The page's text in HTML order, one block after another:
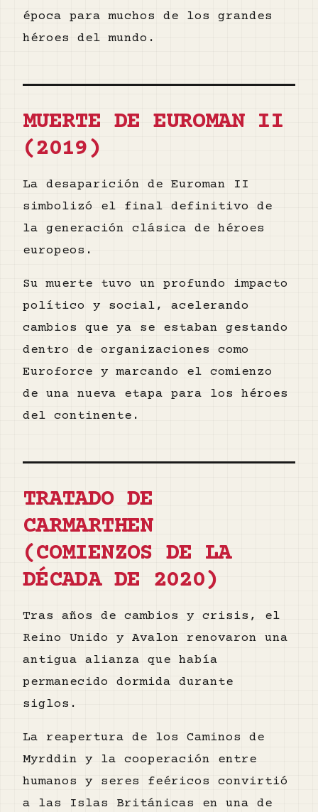
época para muchos de los grandes
héroes del mundo.
MUERTE DE EUROMAN II
(2019)
La desaparición de Euroman II
simbolizó el final definitivo de
la generación clásica de héroes
europeos.
Su muerte tuvo un profundo impacto
político y social, acelerando
cambios que ya se estaban gestando
dentro de organizaciones como
Euroforce y marcando el comienzo
de una nueva etapa para los héroes
del continente.
TRATADO DE
CARMARTHEN
(COMIENZOS DE LA
DÉCADA DE 2020)
Tras años de cambios y crisis, el
Reino Unido y Avalon renovaron una
antigua alianza que había
permanecido dormida durante
siglos.
La reapertura de los Caminos de
Myrddin y la cooperación entre
humanos y seres feéricos convirtió
a las Islas Británicas en una de